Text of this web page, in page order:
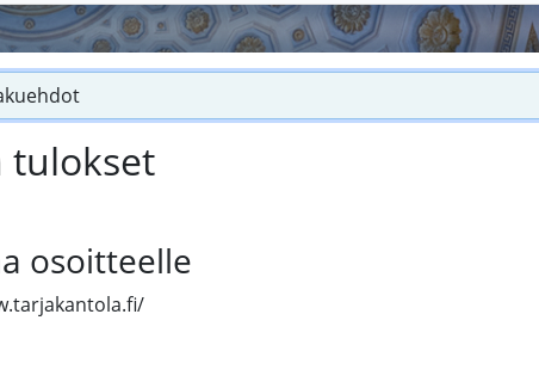
tulokset
osoitteelle